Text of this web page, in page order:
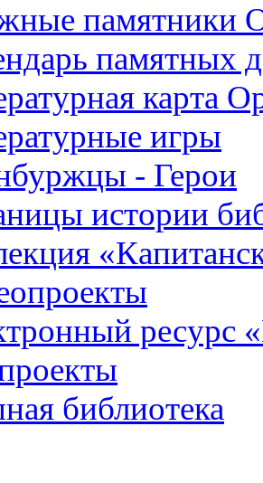
памятники
памятных
карта
игры
- Герои
истории
ресурс
библиотека